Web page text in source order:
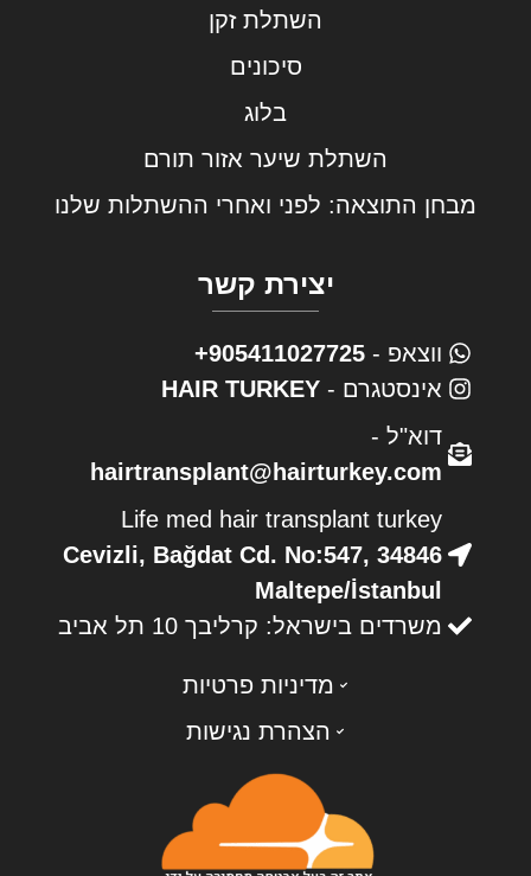
השתלת זקן
סיכונים
בלוג
השתלת שיער אזור תורם
מבחן התוצאה: לפני ואחרי ההשתלות שלנו
יצירת קשר
ווצאפ - 905411027725+
אינסטגרם - HAIR TURKEY
דוא"ל -
hairtransplant@hairturkey.com
Life med hair transplant turkey
Cevizli, Bağdat Cd. No:547, 34846
Maltepe/İstanbul
משרדים בישראל: קרליבך 10 תל אביב
מדיניות פרטיות
הצהרת נגישות